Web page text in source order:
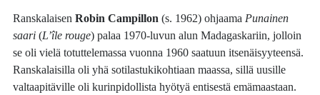
Ranskalaisen Robin Campillon (s. 1962) ohjaamaPunainen
saari (L’île rouge) palaa 1970-luvun alun Madagaskariin, jolloin
se oli vielä totuttelemassa vuonna 1960 saatuun itsenäisyyteensä.
Ranskalaisilla oli yhä sotilastukikohtiaan maassa, sillä uusille
valtaapitäville oli kurinpidollista hyötyä entisestä emämaastaan.